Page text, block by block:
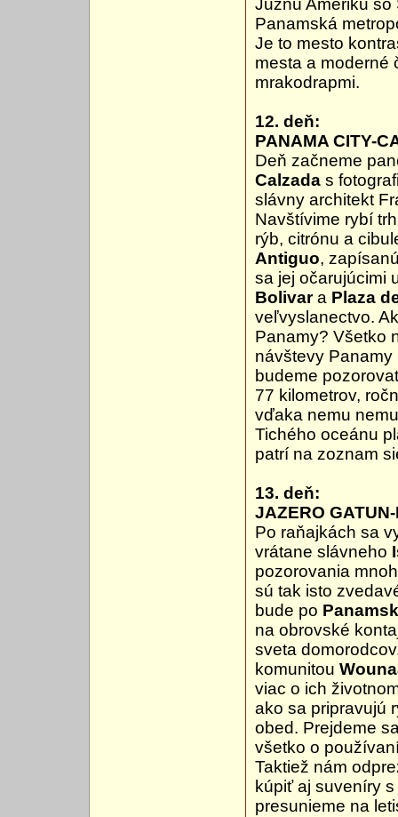
Južnú Ameriku
Panamská
Je to mesto
mesta a moderné
mrakodrapmi.
12. deň:
PANAMA CITY-
Deň začneme
Calzada s
slávny architekt
Navštívime rybí
rýb, citrónu a
Antiguo,
sa jej očarujúcimi
Bolivara Plaza
veľvyslanectvo.
Panamy? Všetko
návštevy
budeme
77 kilometrov,
vďaka nemu
Tichého oceánu
patrí na zoznam
13. deň:
JAZERO
Po raňajkách sa
vrátane slávneho
pozorovania
sú tak isto
bude po
na obrovské
sveta
komunitou
viac o ich
ako sa pripravujú
obed. Prejdeme
všetko o
Taktiež nám
kúpiť aj suveníry
presunieme na